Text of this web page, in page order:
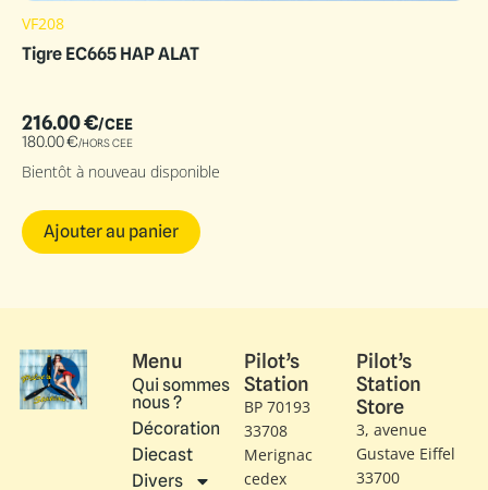
VF208
Tigre EC665 HAP ALAT
216.00€/CEE
180.00€/HORS CEE
Bientôt à nouveau disponible
Ajouter au panier
Menu
Qui sommes
nous ?
Décoration
Diecast
Divers
Pilot’s
Station
BP 70193
33708
Merignac
cedex
Pilot’s
Station
Store
3, avenue
Gustave Eiffel​
33700